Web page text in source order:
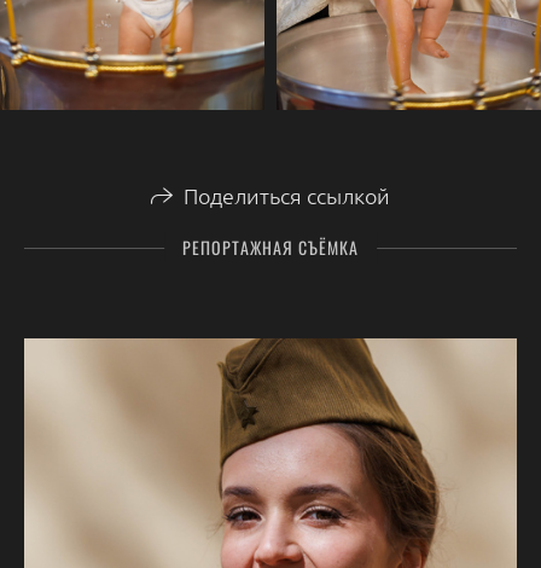
Поделиться ссылкой
РЕПОРТАЖНАЯ СЪЁМКА